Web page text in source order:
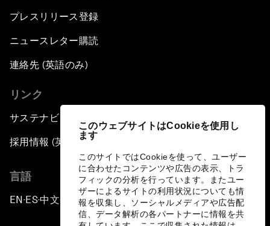
このウェブサイトはCookieを使用し
ます
このサイトではCookieを使って、ユーザー
に合わせたコンテンツや広告の表示、トラ
フィックの分析を行っています。またユー
ザーによるサイトの利用状況についても情
報を収集し、ソーシャルメディアや広告配
信、データ解析の各パートナーに情報を共
プレスリリース登録
ニュースレター購読
連絡先 (英語のみ)
リンク
サステナビリティへの取り組み
採用情報 (英語のみ)
言語
EN ▪ES▪中文▪ 日本語